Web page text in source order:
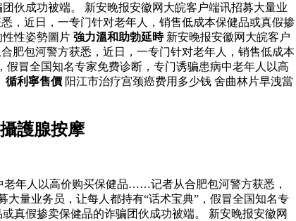
伙成功被端。 新安晚报安徽网大皖客户端讯招募大量业
，近日，一专门针对老年人，销售低成本保健品或真假掺
性性姿勢圖片 強力溫和助勃延時新安晚报安徽网大皖客户
肥包河警方获悉，近日，一专门针对老年人，销售低成本
冒全国知名专家免费诊断，专门诱骗患病中老年人以高
循利寧售價 阳江市治疗宫颈癌费用多少钱 舍曲林片早洩當
護腺按摩
老年人以高价购买保健品……记者从合肥包河警方获悉，
量业务员，让每人都持有“话术宝典”，假冒全国知名专
真假掺卖保健品的诈骗团伙成功被端。 新安晚报安徽网